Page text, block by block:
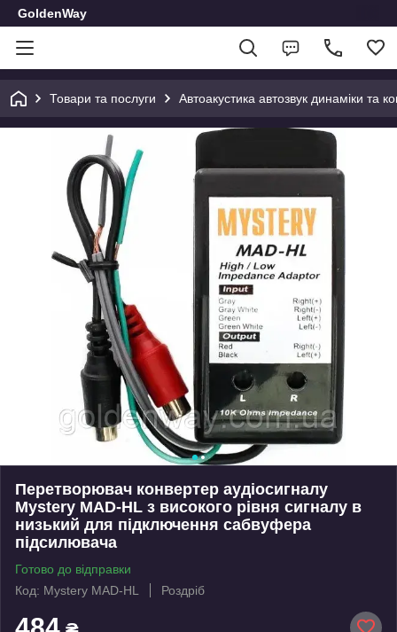
GoldenWay
Товари та послуги Автоакустика автозвук динаміки та
Перетворювач конвертер аудіосигналу
Mystery MAD-HL з високого рівня сигналу в
низький для підключення сабвуфера
підсилювача
Готово до відправки
Код: Mystery MAD-HL
Роздріб